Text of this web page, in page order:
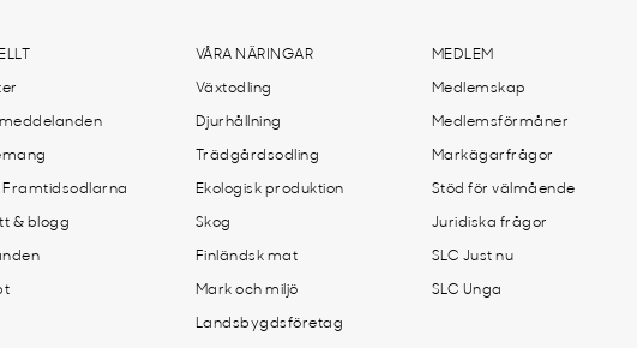
Framtidsodlarna
& blogg
VÅRA NÄRINGAR
Växtodling
Djurhållning
Trädgårdsodling
Ekologisk produktion
Skog
Finländsk mat
Mark och miljö
Landsbygdsföretag
MEDLEM
Medlemskap
Medlemsförmåner
Markägarfrågor
Stöd för välmående
Juridiska frågor
SLC Just nu
SLC Unga